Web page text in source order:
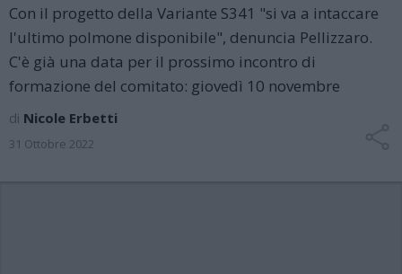
Con il progetto della Variante S341 "si va a intaccare
l'ultimo polmone disponibile", denuncia Pellizzaro.
C'è già una data per il prossimo incontro di
formazione del comitato: giovedì 10 novembre
di Nicole Erbetti
31 Ottobre 2022